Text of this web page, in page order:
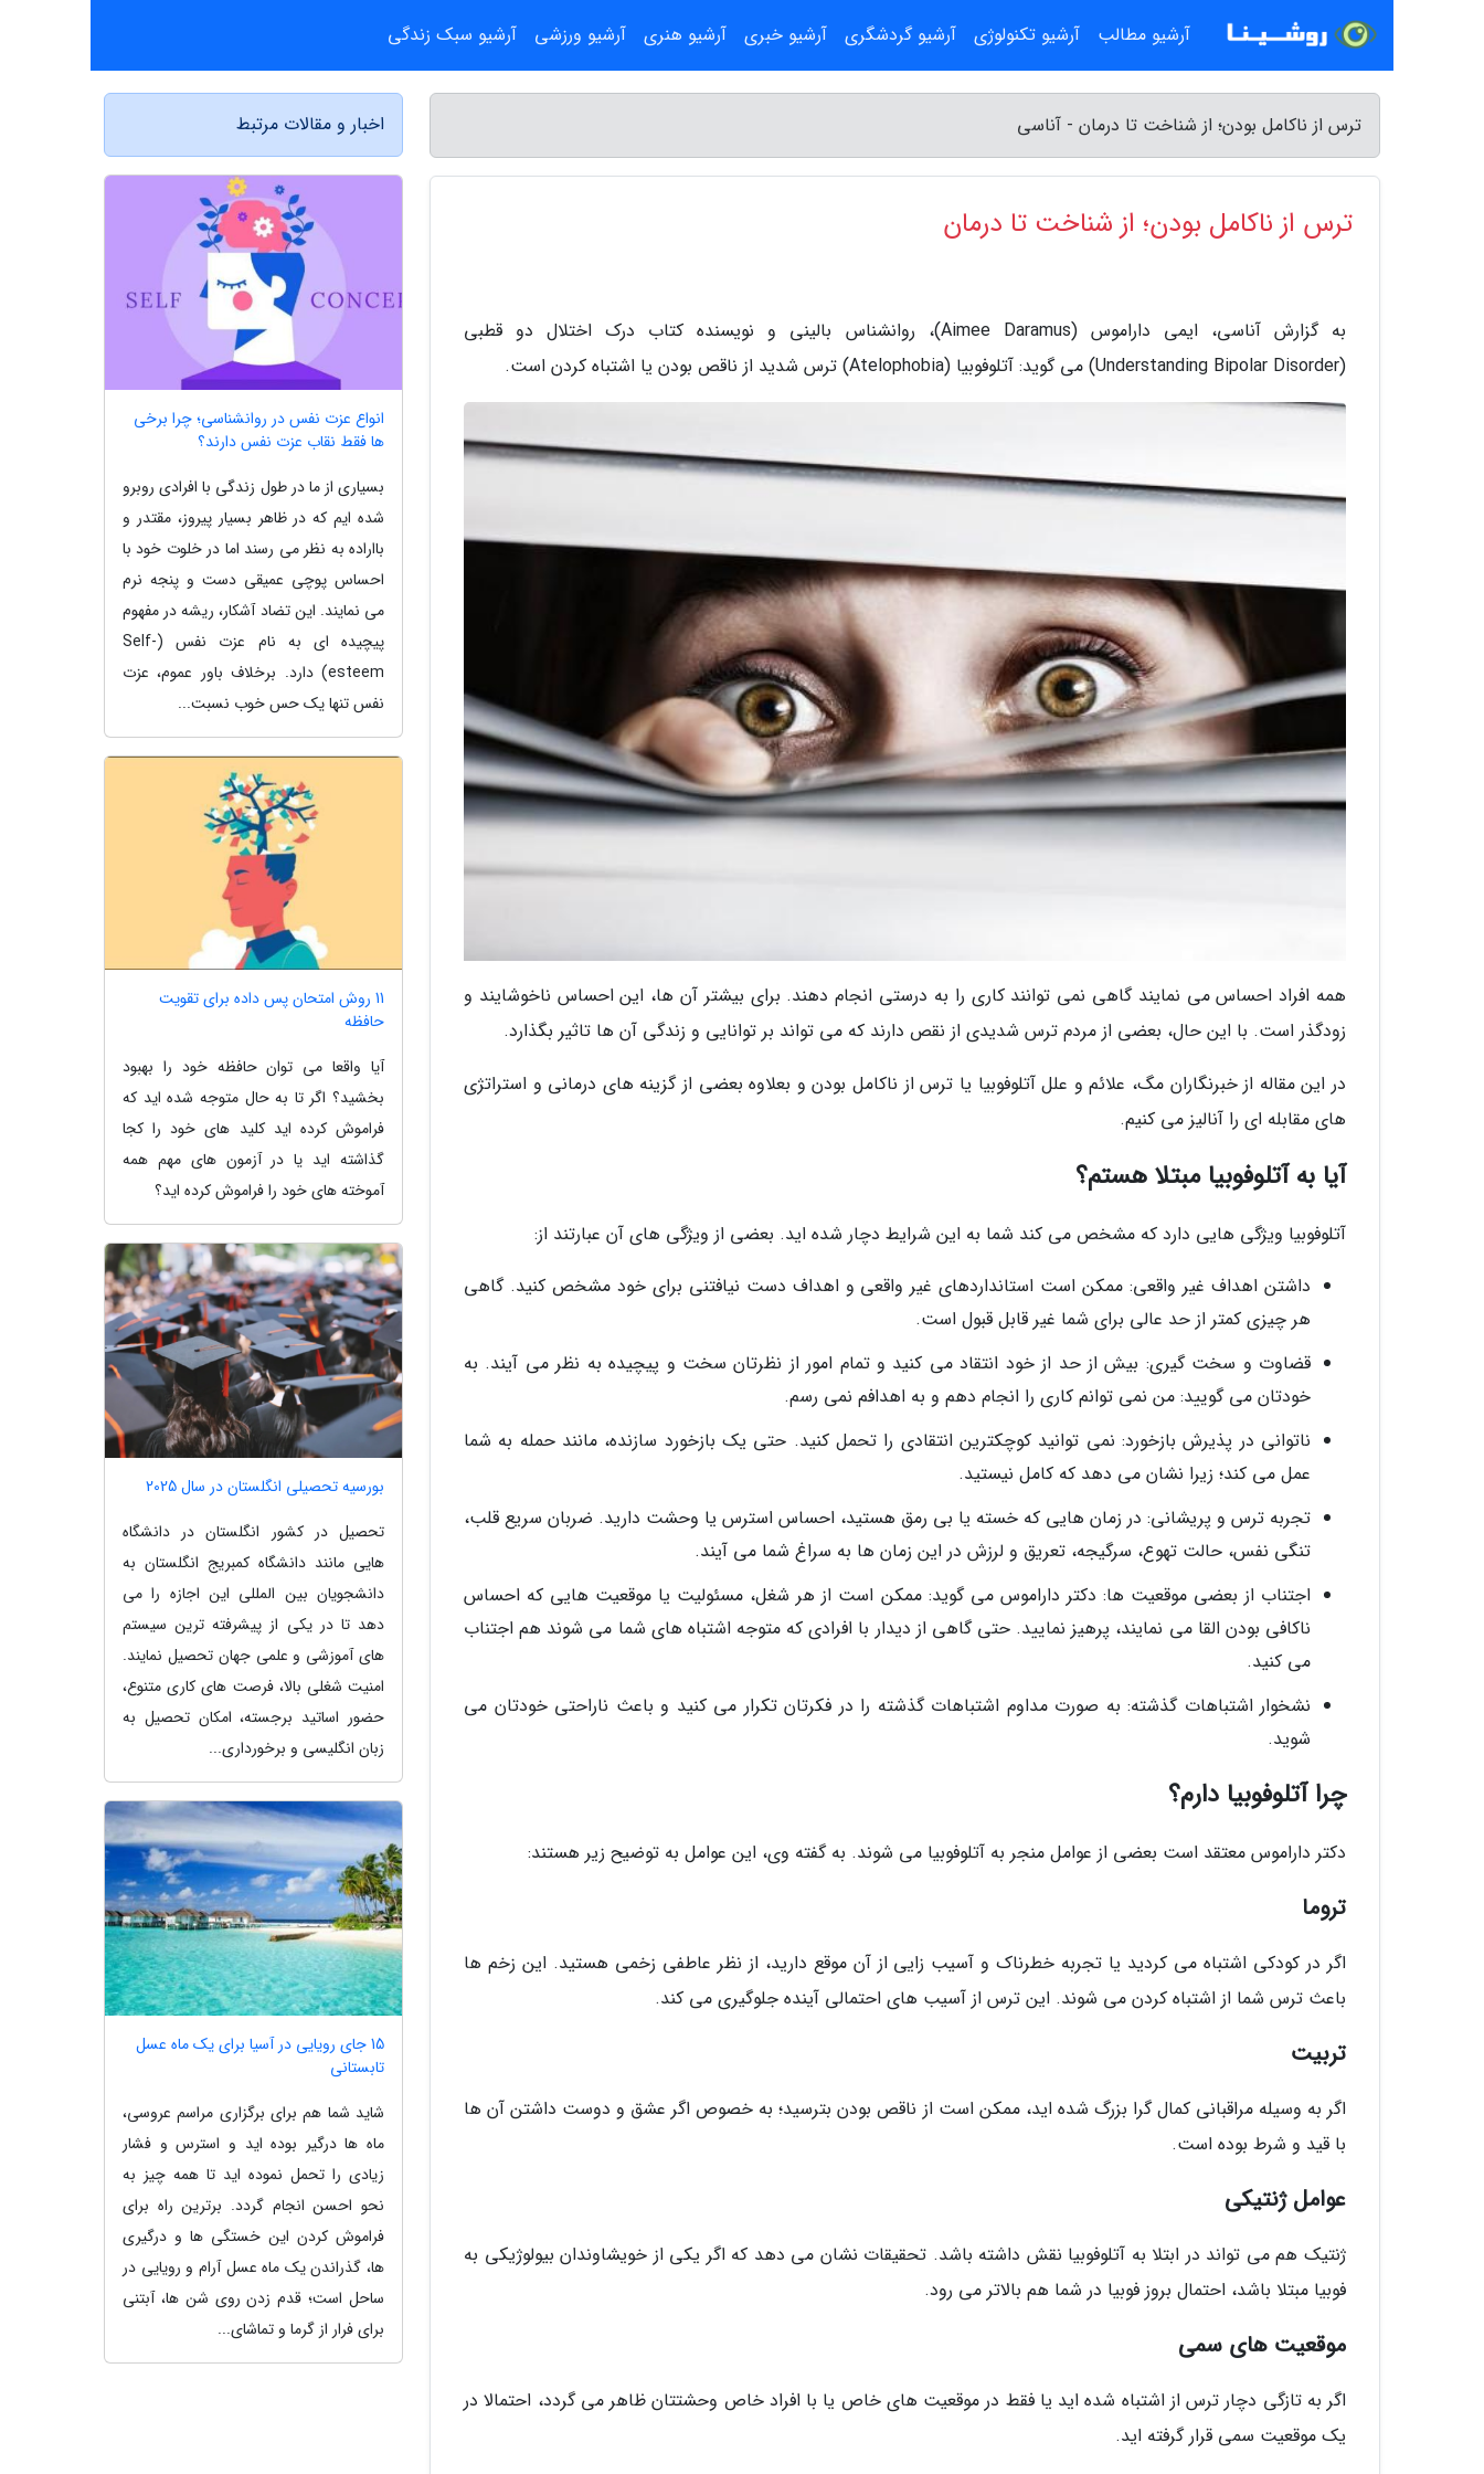
ترس از ناکامل بودن؛ از شناخت تا درمان - آناسی
ترس از ناکامل بودن؛ از شناخت تا درمان
به گزارش آناسی، ایمی داراموس (Aimee Daramus)، روانشناس بالینی و نویسنده کتاب درک اختلال دو قطبی
(Understanding Bipolar Disorder) می گوید: آتلوفوبیا (Atelophobia) ترس شدید از ناقص بودن یا اشتباه کردن است.
همه افراد احساس می نمایند گاهی نمی توانند کاری را به درستی انجام دهند. برای بیشتر آن ها، این احساس ناخوشایند و
زودگذر است. با این حال، بعضی از مردم ترس شدیدی از نقص دارند که می تواند بر توانایی و زندگی آن ها تاثیر بگذارد.
در این مقاله از خبرنگاران مگ، علائم و علل آتلوفوبیا یا ترس از ناکامل بودن و بعلاوه بعضی از گزینه های درمانی و استراتژی
های مقابله ای را آنالیز می کنیم.
آیا به آتلوفوبیا مبتلا هستم؟
آتلوفوبیا ویژگی هایی دارد که مشخص می کند شما به این شرایط دچار شده اید. بعضی از ویژگی های آن عبارتند از:
داشتن اهداف غیر واقعی: ممکن است استانداردهای غیر واقعی و اهداف دست نیافتنی برای خود مشخص کنید. گاهی
هر چیزی کمتر از حد عالی برای شما غیر قابل قبول است.
قضاوت و سخت گیری: بیش از حد از خود انتقاد می کنید و تمام امور از نظرتان سخت و پیچیده به نظر می آیند. به
خودتان می گویید: من نمی توانم کاری را انجام دهم و به اهدافم نمی رسم.
ناتوانی در پذیرش بازخورد: نمی توانید کوچکترین انتقادی را تحمل کنید. حتی یک بازخورد سازنده، مانند حمله به شما
عمل می کند؛ زیرا نشان می دهد که کامل نیستید.
تجربه ترس و پریشانی: در زمان هایی که خسته یا بی رمق هستید، احساس استرس یا وحشت دارید. ضربان سریع قلب،
تنگی نفس، حالت تهوع، سرگیجه، تعریق و لرزش در این زمان ها به سراغ شما می آیند.
اجتناب از بعضی موقعیت ها: دکتر داراموس می گوید: ممکن است از هر شغل، مسئولیت یا موقعیت هایی که احساس
ناکافی بودن القا می نمایند، پرهیز نمایید. حتی گاهی از دیدار با افرادی که متوجه اشتباه های شما می شوند هم اجتناب
می کنید.
نشخوار اشتباهات گذشته: به صورت مداوم اشتباهات گذشته را در فکرتان تکرار می کنید و باعث ناراحتی خودتان می
شوید.
چرا آتلوفوبیا دارم؟
دکتر داراموس معتقد است بعضی از عوامل منجر به آتلوفوبیا می شوند. به گفته وی، این عوامل به توضیح زیر هستند:
تروما
اگر در کودکی اشتباه می کردید یا تجربه خطرناک و آسیب زایی از آن موقع دارید، از نظر عاطفی زخمی هستید. این زخم ها
باعث ترس شما از اشتباه کردن می شوند. این ترس از آسیب های احتمالی آینده جلوگیری می کند.
تربیت
اگر به وسیله مراقبانی کمال گرا بزرگ شده اید، ممکن است از ناقص بودن بترسید؛ به خصوص اگر عشق و دوست داشتن آن ها
با قید و شرط بوده است.
عوامل ژنتیکی
ژنتیک هم می تواند در ابتلا به آتلوفوبیا نقش داشته باشد. تحقیقات نشان می دهد که اگر یکی از خویشاوندان بیولوژیکی به
فوبیا مبتلا باشد، احتمال بروز فوبیا در شما هم بالاتر می رود.
موقعیت های سمی
اگر به تازگی دچار ترس از اشتباه شده اید یا فقط در موقعیت های خاص یا با افراد خاص وحشتتان ظاهر می گردد، احتمالا در
یک موقعیت سمی قرار گرفته اید.
اخبار و مقالات مرتبط
انواع عزت نفس در روانشناسی؛ چرا برخی
ها فقط نقاب عزت نفس دارند؟
بسیاری از ما در طول زندگی با افرادی روبرو
شده ایم که در ظاهر بسیار پیروز، مقتدر و
بااراده به نظر می رسند اما در خلوت خود با
احساس پوچی عمیقی دست و پنجه نرم
می نمایند. این تضاد آشکار، ریشه در مفهوم
پیچیده ای به نام عزت نفس (Self-
esteem) دارد. برخلاف باور عموم، عزت
نفس تنها یک حس خوب نسبت...
11 روش امتحان پس داده برای تقویت
حافظه
آیا واقعا می توان حافظه خود را بهبود
بخشید؟ اگر تا به حال متوجه شده اید که
فراموش کرده اید کلید های خود را کجا
گذاشته اید یا در آزمون های مهم همه
آموخته های خود را فراموش کرده اید؟
بورسیه تحصیلی انگلستان در سال 2025
تحصیل در کشور انگلستان در دانشگاه
هایی مانند دانشگاه کمبریج انگلستان به
دانشجویان بین المللی این اجازه را می
دهد تا در یکی از پیشرفته ترین سیستم
های آموزشی و علمی جهان تحصیل نمایند.
امنیت شغلی بالا، فرصت های کاری متنوع،
حضور اساتید برجسته، امکان تحصیل به
زبان انگلیسی و برخورداری...
15 جای رویایی در آسیا برای یک ماه عسل
تابستانی
شاید شما هم برای برگزاری مراسم عروسی،
ماه ها درگیر بوده اید و استرس و فشار
زیادی را تحمل نموده اید تا همه چیز به
نحو احسن انجام گردد. برترین راه برای
فراموش کردن این خستگی ها و درگیری
ها، گذراندن یک ماه عسل آرام و رویایی در
ساحل است؛ قدم زدن روی شن ها، آبتنی
برای فرار از گرما و تماشای...
آرشیو مطالب آرشیو تکنولوژی آرشیو گردشگری آرشیو خبری آرشیو هنری آرشیو ورزشی آرشیو سبک زندگی